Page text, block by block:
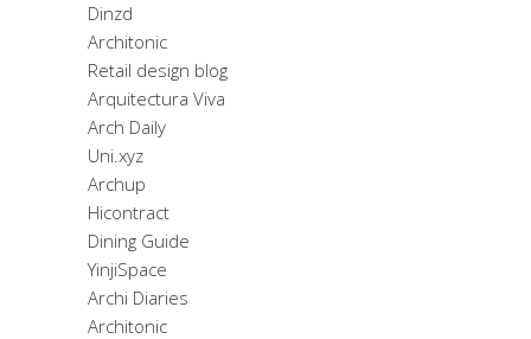
Dinzd
Architonic
Retail design blog
Arquitectura Viva
Arch Daily
Uni.xyz
Archup
Hicontract
Dining Guide
YinjiSpace
Archi Diaries
Architonic